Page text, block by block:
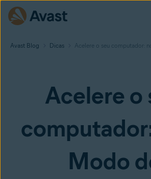
Avast Blog Dicas Acelere o seu computador:
Acelere o
Modo